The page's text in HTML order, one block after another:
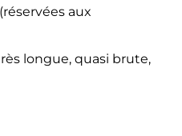
aux
longue, quasi brute,